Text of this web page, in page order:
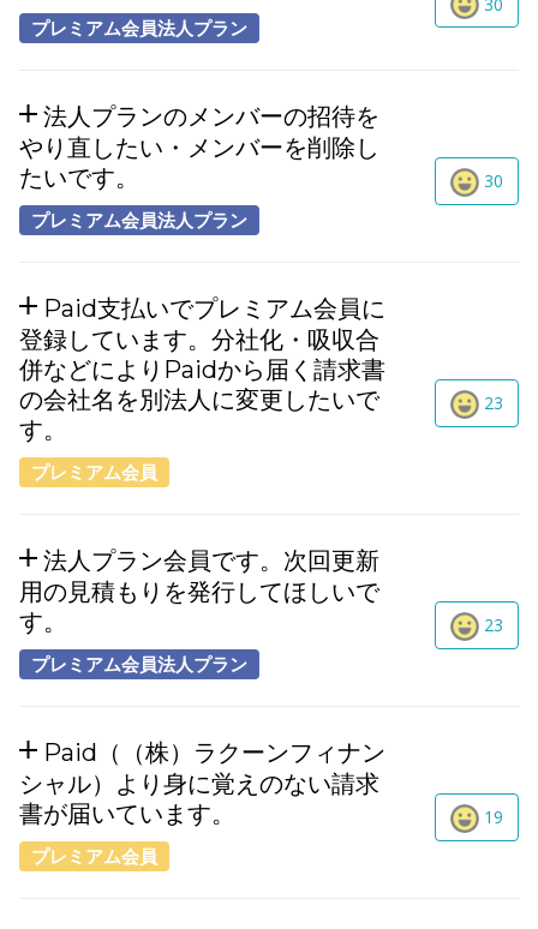
プレミアム会員法人プラン
法人プランのメンバーの招待を
やり直したい・メンバーを削除し
たいです。
プレミアム会員法人プラン
30
Paid支払いでプレミアム会員に
登録しています。分社化・吸収合
併などによりPaidから届く請求書
の会社名を別法人に変更したいで
す。
プレミアム会員
23
法人プラン会員です。次回更新
用の見積もりを発行してほしいで
す。
プレミアム会員法人プラン
23
Paid（（株）ラクーンフィナン
シャル）より身に覚えのない請求
書が届いています。
プレミアム会員
19